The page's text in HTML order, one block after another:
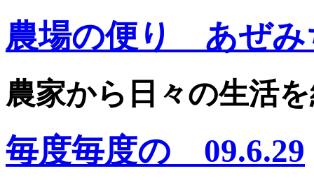
農場の便り あぜみ
農家から日々の生活
毎度毎度の 09.6.29